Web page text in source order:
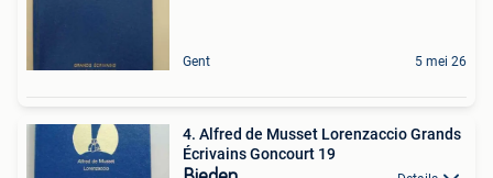
Gent 5 mei 26
4. Alfred de Musset Lorenzaccio Grands
Écrivains Goncourt 19